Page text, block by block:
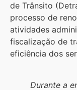
de Trânsito
processo de
atividades
fiscalização de
eficiência dos
Durante a